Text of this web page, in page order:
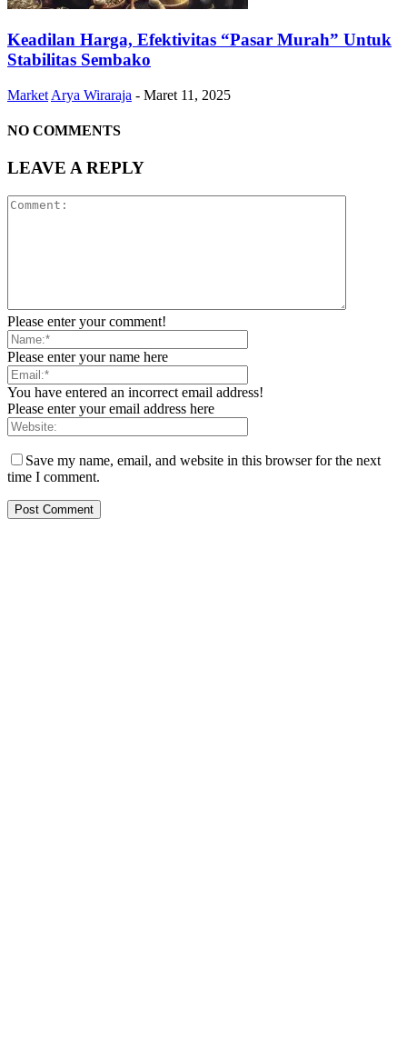
Keadilan Harga, Efektivitas “Pasar Murah” Untuk
Stabilitas Sembako
Market Arya Wiraraja - Maret 11, 2025
NO COMMENTS
LEAVE A REPLY
Please enter your comment!
Please enter your name here
You have entered an incorrect email address!
Please enter your email address here
Save my name, email, and website in this browser for the next
time I comment.